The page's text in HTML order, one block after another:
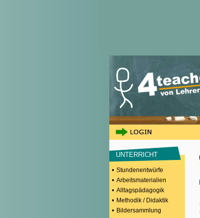
UNTERRICHT
• Stundenentwürfe
• Arbeitsmaterialien
• Alltagspädagogik
• Methodik / Didaktik
• Bildersammlung